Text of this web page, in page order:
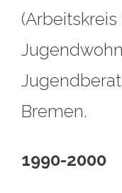
(Arbeitskreis
Bremen.
1990-2000